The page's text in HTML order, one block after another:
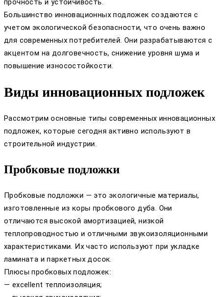
прочность и устойчивость.
Большинство инновационных подложек создаются с
учетом экологической безопасности, что очень важно
для современных потребителей. Они разрабатываются с
акцентом на долговечность, снижение уровня шума и
повышение износостойкости.
Виды инновационных подложек
Рассмотрим основные типы современных инновационных
подложек, которые сегодня активно используют в
строительной индустрии.
Пробковые подложки
Пробковые подложки — это экологичные материалы,
изготовленные из коры пробкового дуба. Они
отличаются высокой амортизацией, низкой
теплопроводностью и отличными звукоизоляционными
характеристиками. Их часто используют при укладке
ламината и паркетных досок.
Плюсы пробковых подложек:
— excellent теплоизоляция;